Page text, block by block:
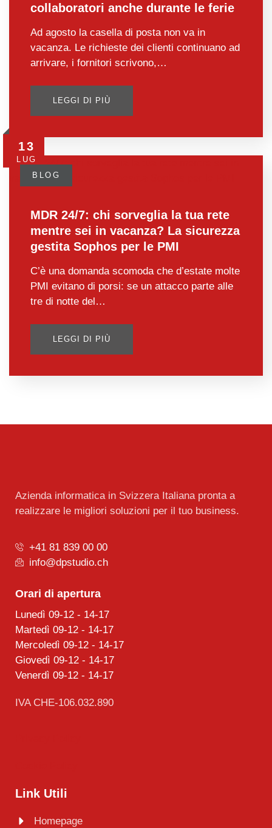
collaboratori anche durante le ferie
Ad agosto la casella di posta non va in
vacanza. Le richieste dei clienti continuano ad
arrivare, i fornitori scrivono,…
LEGGI DI PIÙ
13
LUG
BLOG
MDR 24/7: chi sorveglia la tua rete
mentre sei in vacanza? La sicurezza
gestita Sophos per le PMI
C’è una domanda scomoda che d’estate molte
PMI evitano di porsi: se un attacco parte alle
tre di notte del…
LEGGI DI PIÙ
Azienda informatica in Svizzera Italiana pronta a
realizzare le migliori soluzioni per il tuo business.
+41 81 839 00 00
info@dpstudio.ch
Orari di apertura
Lunedì 09-12 - 14-17
Martedì 09-12 - 14-17
Mercoledì 09-12 - 14-17
Giovedì 09-12 - 14-17
Venerdì 09-12 - 14-17
IVA CHE-106.032.890
Link Utili
Homepage